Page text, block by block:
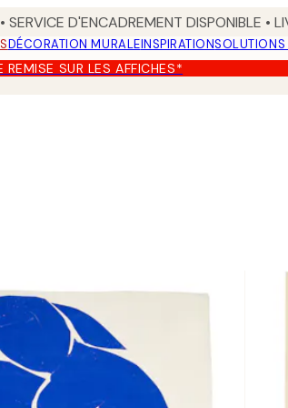
D'ENCADREMENT DISPONIBLE •
DÉCORATION MURALEINSPIRATIONSOLUTIONS
SUR LES AFFICHES*